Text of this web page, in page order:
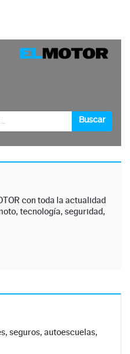
con toda la actualidad
tecnología, seguridad,
seguros, autoescuelas,